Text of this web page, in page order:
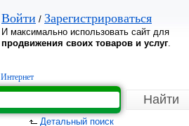
Войти / Зарегистрироваться
И максимально использовать сайт для
продвижения своих товаров и услуг.
Интернет
Детальный поиск